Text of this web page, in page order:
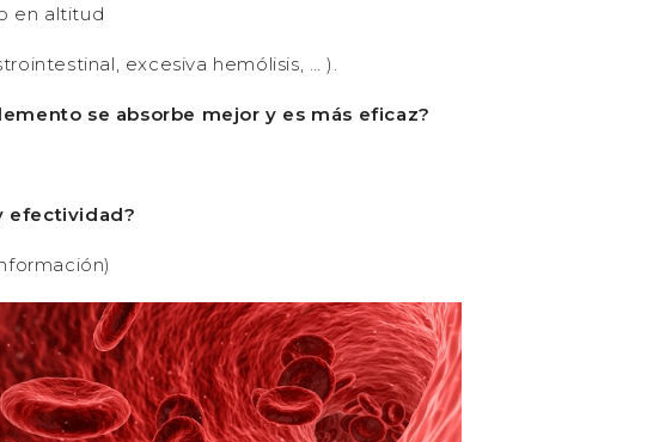
en altitud
excesiva hemólisis, … ).
se absorbe mejor y es más eficaz?
efectividad?